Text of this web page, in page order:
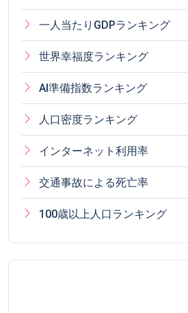
一人当たりGDPランキング
世界幸福度ランキング
AI準備指数ランキング
人口密度ランキング
インターネット利用率
交通事故による死亡率
100歳以上人口ランキング